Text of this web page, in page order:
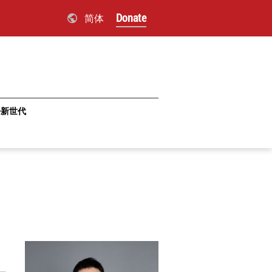
简体 Donate
世代